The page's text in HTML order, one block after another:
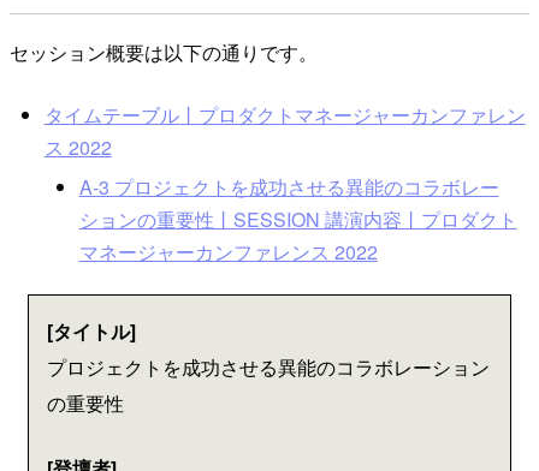
セッション概要は以下の通りです。
タイムテーブル丨プロダクトマネージャーカンファレン
ス 2022
A-3 プロジェクトを成功させる異能のコラボレー
ションの重要性丨SESSION 講演内容丨プロダクト
マネージャーカンファレンス 2022
[タイトル]
プロジェクトを成功させる異能のコラボレーション
の重要性